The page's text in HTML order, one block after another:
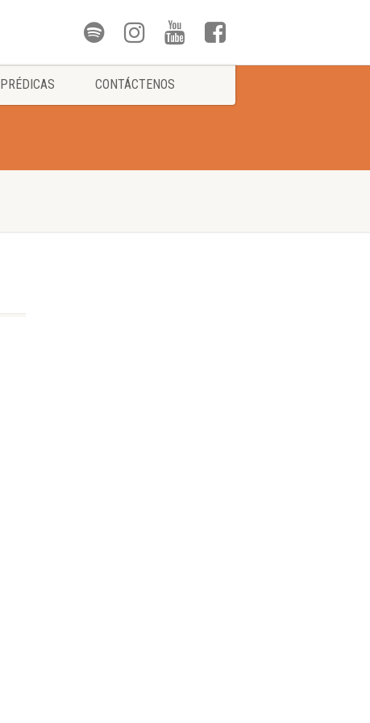
PRÉDICAS CONTÁCTENOS